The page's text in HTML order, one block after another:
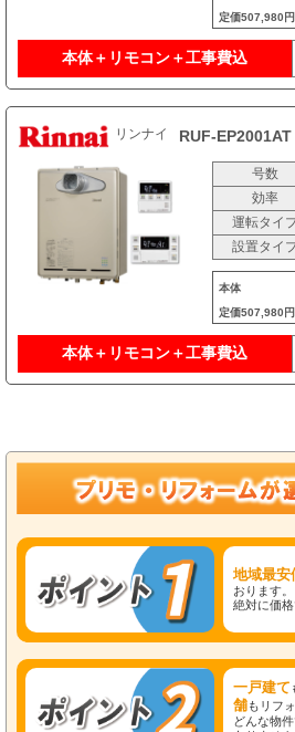
定価507,980円
本体＋リモコン＋工事費込
リンナイ RUF-EP2001AT
号数
効率
運転タイ
設置タイ
本体
定価507,980円
本体＋リモコン＋工事費込
地域最安
おります。
絶対に価
一戸建て
舗もリフ
どんな物